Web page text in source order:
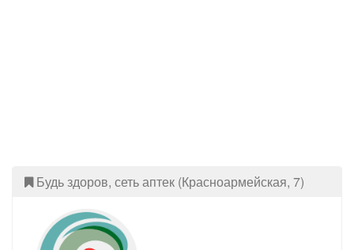
Будь здоров, сеть аптек (Красноармейская, 7)